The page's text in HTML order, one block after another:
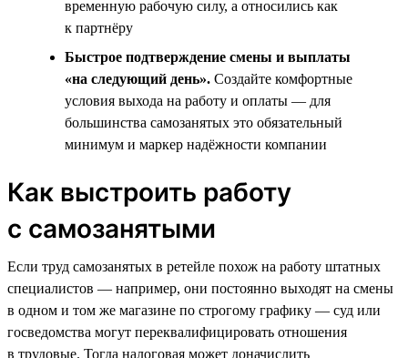
временную рабочую силу, а относились как
к партнёру
Быстрое подтверждение смены и выплаты
«на следующий день». Создайте комфортные
условия выхода на работу и оплаты — для
большинства самозанятых это обязательный
минимум и маркер надёжности компании
Как выстроить работу
с самозанятыми
Если труд самозанятых в ретейле похож на работу штатных
специалистов — например, они постоянно выходят на смены
в одном и том же магазине по строгому графику — суд или
госведомства могут переквалифицировать отношения
в трудовые. Тогда налоговая может доначислить